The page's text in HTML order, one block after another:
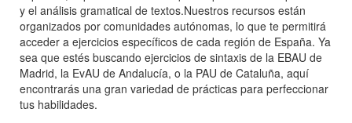
y el análisis gramatical de textos.Nuestros recursos están
organizados por comunidades autónomas, lo que te permitirá
acceder a ejercicios específicos de cada región de España. Ya
sea que estés buscando ejercicios de sintaxis de la EBAU de
Madrid, la EvAU de Andalucía, o la PAU de Cataluña, aquí
encontrarás una gran variedad de prácticas para perfeccionar
tus habilidades.